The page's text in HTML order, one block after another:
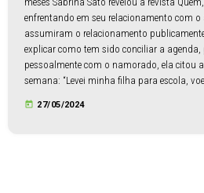
enfrentando em seu relacionamento com
assumiram o relacionamento
explicar como tem sido conciliar a
pessoalmente com o namorado, ela citou
semana: “Levei minha filha para escola, voei
today 27/05/2024